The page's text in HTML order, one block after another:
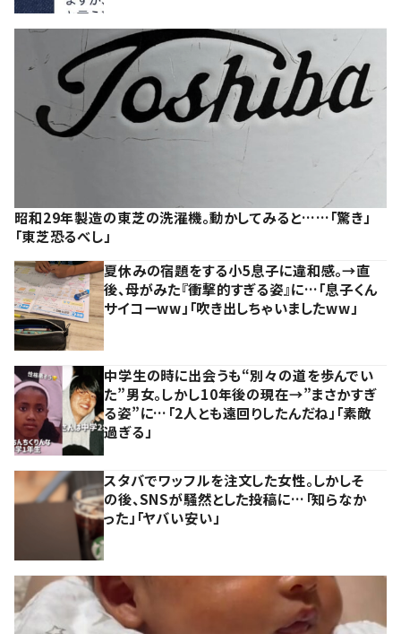
昭和29年製造の東芝の洗濯機。動かしてみると……「驚き」
「東芝恐るべし」
夏休みの宿題をする小5息子に違和感。→直
後、母がみた『衝撃的すぎる姿』に…「息子くん
サイコーww」「吹き出しちゃいましたww」
中学生の時に出会うも“別々の道を歩んでい
た”男女。しかし10年後の現在→”まさかすぎ
る姿”に…「2人とも遠回りしたんだね」「素敵
過ぎる」
スタバでワッフルを注文した女性。しかしそ
の後、SNSが騒然とした投稿に…「知らなか
った」「ヤバい安い」